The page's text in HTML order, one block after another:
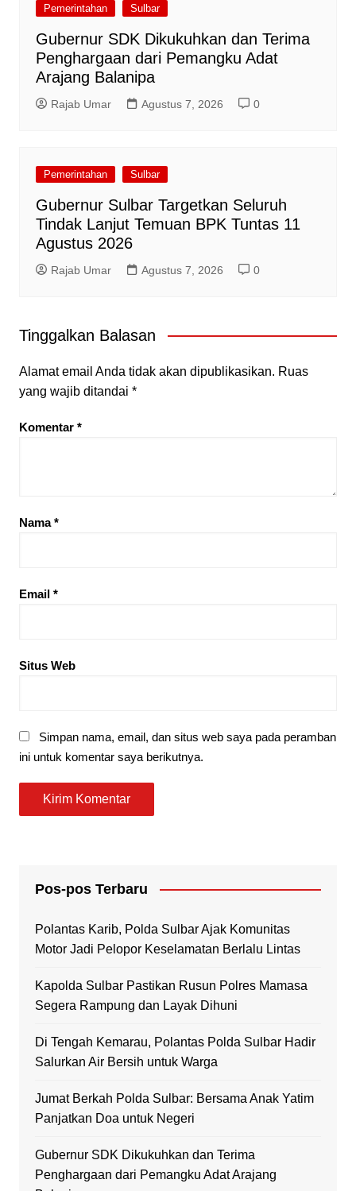
Pemerintahan Sulbar
Gubernur SDK Dikukuhkan dan Terima
Penghargaan dari Pemangku Adat
Arajang Balanipa
Rajab Umar Agustus 7, 2026 0
Pemerintahan Sulbar
Gubernur Sulbar Targetkan Seluruh
Tindak Lanjut Temuan BPK Tuntas 11
Agustus 2026
Rajab Umar Agustus 7, 2026 0
Tinggalkan Balasan
Alamat email Anda tidak akan dipublikasikan. Ruas
yang wajib ditandai *
Komentar *
Nama*
Email *
Situs Web
Simpan nama, email, dan situs web saya pada peramban
ini untuk komentar saya berikutnya.
Pos-pos Terbaru
Polantas Karib, Polda Sulbar Ajak Komunitas
Motor Jadi Pelopor Keselamatan Berlalu Lintas
Kapolda Sulbar Pastikan Rusun Polres Mamasa
Segera Rampung dan Layak Dihuni
Di Tengah Kemarau, Polantas Polda Sulbar Hadir
Salurkan Air Bersih untuk Warga
Jumat Berkah Polda Sulbar: Bersama Anak Yatim
Panjatkan Doa untuk Negeri
Gubernur SDK Dikukuhkan dan Terima
Penghargaan dari Pemangku Adat Arajang